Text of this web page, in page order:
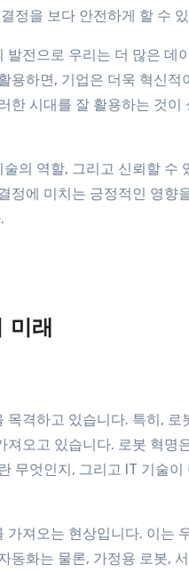
정을 보다 안전하게 할 수
전으로 우리는 더 많은 데
용하면, 기업은 더욱 혁신적
한 시대를 잘 활용하는 것이
의 역할, 그리고 신뢰할 수
정에 미치는 긍정적인 영향
미래
격하고 있습니다. 특히, 로
오고 있습니다. 로봇 혁명
무엇인지, 그리고 IT 기술이
져오는 현상입니다. 이는
화는 물론, 가정용 로봇,